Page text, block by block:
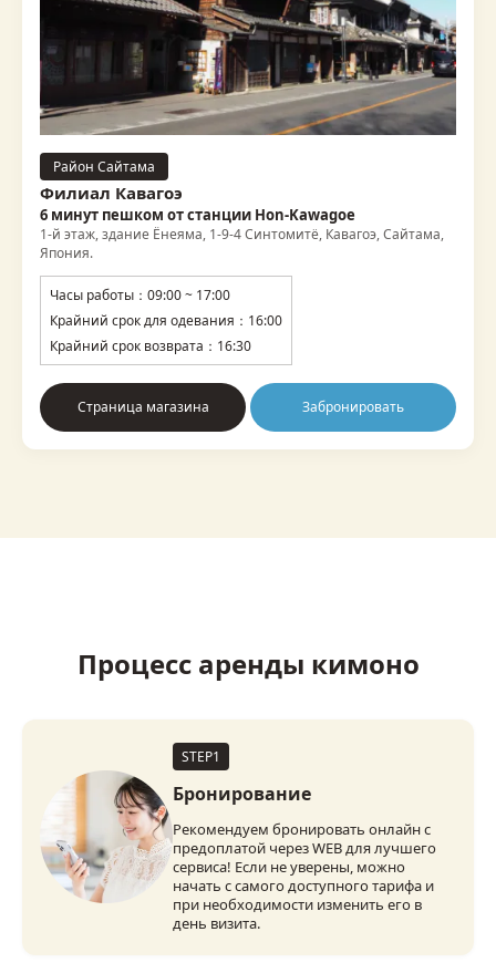
Район Сайтама
Филиал Кавагоэ
6 минут пешком от станции Hon-Kawagoe
1-й этаж, здание Ёнеяма, 1-9-4 Синтомитё, Кавагоэ, Сайтама,
Япония.
Часы работы：09:00 ~ 17:00
Крайний срок для одевания：16:00
Крайний срок возврата：16:30
Страница магазина Забронировать
Процесс аренды кимоно
STEP1
Бронирование
Рекомендуем бронировать онлайн с
предоплатой через WEB для лучшего
сервиса! Если не уверены, можно
начать с самого доступного тарифа и
при необходимости изменить его в
день визита.